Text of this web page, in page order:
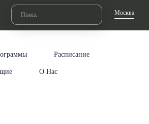
Москва
Расписание
О Нас